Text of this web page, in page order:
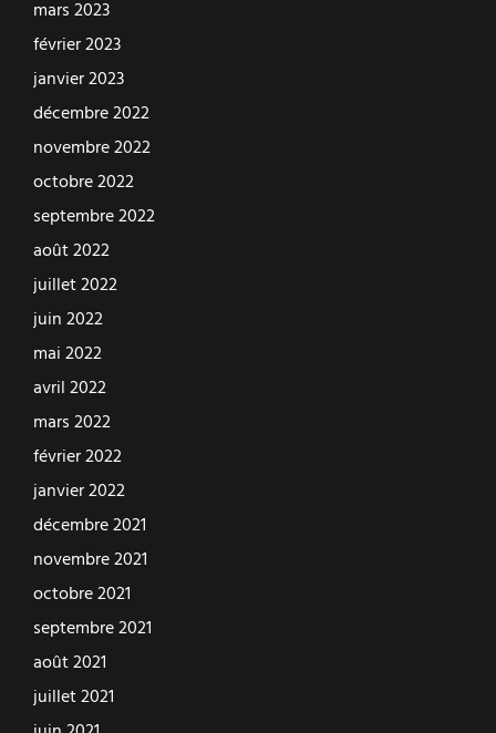
mars 2023
février 2023
janvier 2023
décembre 2022
novembre 2022
octobre 2022
septembre 2022
août 2022
juillet 2022
juin 2022
mai 2022
avril 2022
mars 2022
février 2022
janvier 2022
décembre 2021
novembre 2021
octobre 2021
septembre 2021
août 2021
juillet 2021